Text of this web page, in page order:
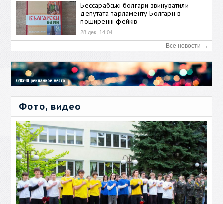
Бессарабські болгари звинуватили
депутата парламенту Болгарії в
поширенні фейків
28 дек, 14:04
Все новости →
Фото, видео